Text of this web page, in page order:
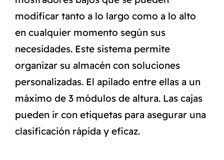
modificar tanto a lo largo como a lo alto
en cualquier momento según sus
necesidades. Este sistema permite
organizar su almacén con soluciones
personalizadas. El apilado entre ellas a un
máximo de 3 módulos de altura. Las cajas
pueden ir con etiquetas para asegurar una
clasificación rápida y eficaz.